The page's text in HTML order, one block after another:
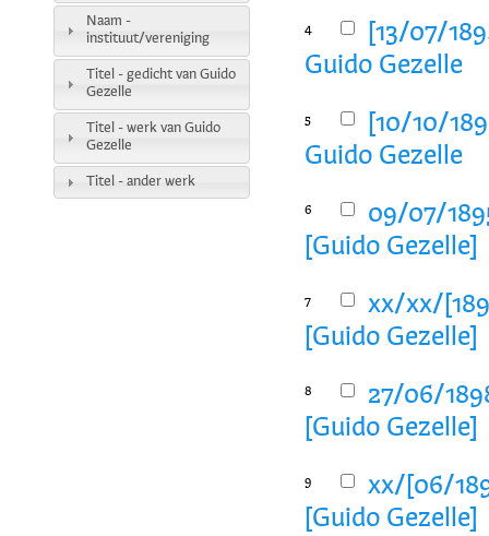
4
[13/07/
Guido Gezelle
5
[10/10/
Guido Gezelle
6
09/07/
[Guido Gezelle]
7
xx/xx/
[Guido Gezelle]
8
27/06/
[Guido Gezelle]
9
xx/[06/
[Guido Gezelle]
Naam -
instituut/vereniging
Titel - gedicht van Guido
Gezelle
Titel - werk van Guido
Gezelle
Titel - ander werk